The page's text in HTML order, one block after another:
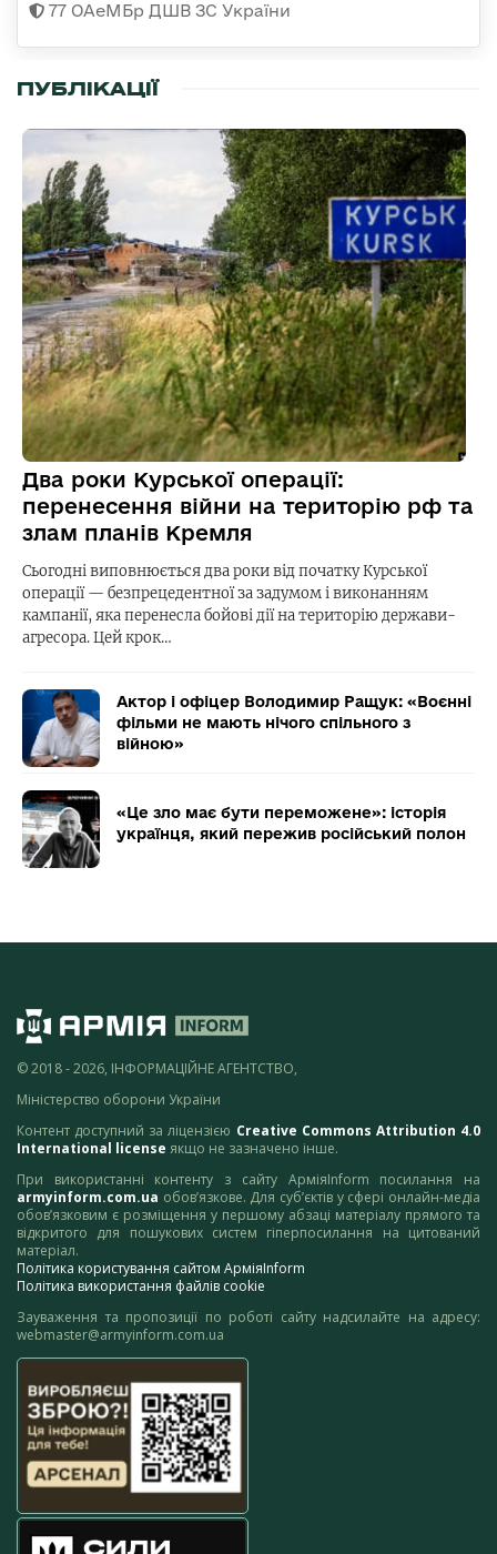
77 ОАеМБр ДШВ ЗС України
ПУБЛІКАЦІЇ
Два роки Курської операції:
перенесення війни на територію рф та
злам планів Кремля
Сьогодні виповнюється два роки від початку Курської
операції — безпрецедентної за задумом і виконанням
кампанії, яка перенесла бойові дії на територію держави-
агресора. Цей крок…
Актор і офіцер Володимир Ращук: «Воєнні
фільми не мають нічого спільного з
війною»
«Це зло має бути переможене»: історія
українця, який пережив російський полон
© 2018 - 2026, ІНФОРМАЦІЙНЕ АГЕНТСТВО,
Міністерство оборони України
Контент доступний за ліцензією Creative Commons Attribution 4.0
International license якщо не зазначено інше.
При використанні контенту з сайту АрміяInform посилання на
armyinform.com.ua обов’язкове. Для суб’єктів у сфері онлайн-медіа
обов’язковим є розміщення у першому абзаці матеріалу прямого та
відкритого для пошукових систем гіперпосилання на цитований
матеріал.
Політика користування сайтом АрміяInform
Політика використання файлів cookie
Зауваження та пропозиції по роботі сайту надсилайте на адресу:
webmaster@armyinform.com.ua